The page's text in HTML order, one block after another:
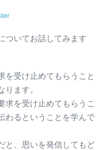
ついてお話してみます
を受け止めてもらうこと
ります。
求を受け止めてもらうこ
わるということを学んで
と、思いを発信してもど